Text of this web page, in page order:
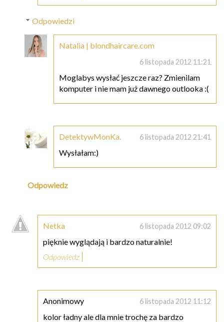
Odpowiedzi
Natalia | blondhaircare.com
6 listopada 2012 11:21
Moglabys wysłać jeszcze raz? Zmienilam
komputer i nie mam już dawnego outlooka :(
DetektywMonKa. 6 listopada 2012 21:41
Wysłałam:)
Odpowiedz
Netka 6 listopada 2012 09:02
pięknie wyglądają i bardzo naturalnie!
Odpowiedz
Anonimowy 6 listopada 2012 11:12
kolor ładny ale dla mnie trochę za bardzo